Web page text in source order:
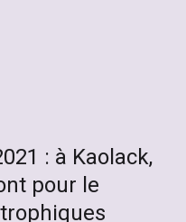
: à Kaolack,
pour le